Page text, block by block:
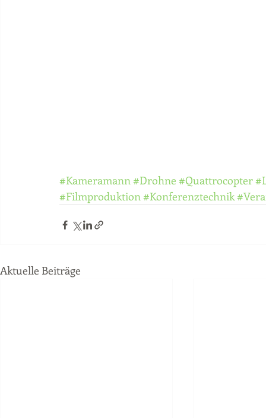
#Kameramann#Drohne #Quattrocopter
#Filmproduktion#Konferenztechnik
Aktuelle Beiträge